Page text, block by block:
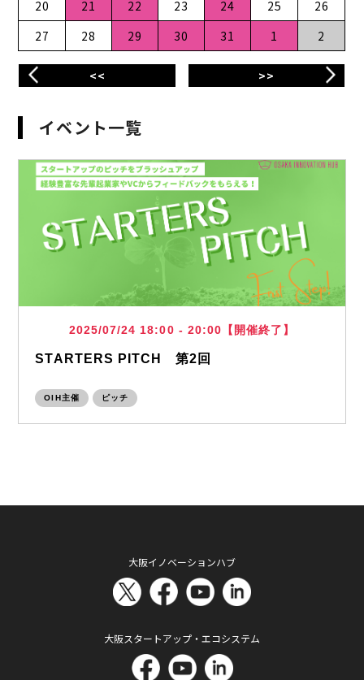
<< >>
20
21 22 23 24 25
26
27
28 29 30 31 1 2
イベント一覧
2025/07/24 18:00 - 20:00【開催終了】
STARTERS PITCH 第2回
OIH主催 ピッチ
大阪イノベーションハブ
大阪スタートアップ・エコシステム